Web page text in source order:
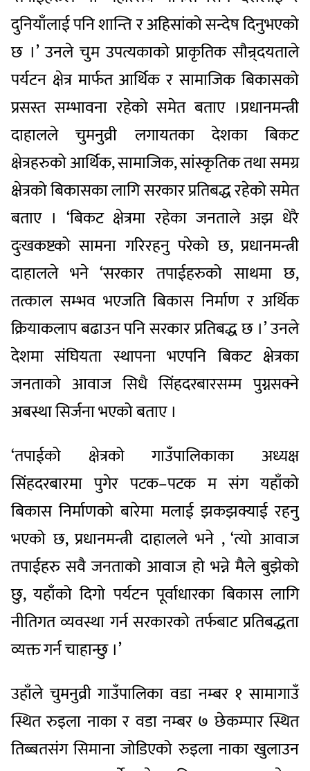
दुनियाँलाई पनि शान्ति र अहिसांको सन्देष दिनुभएको
छ ।’ उनले चुम उपत्यकाको प्राकृतिक सौन्र्दयताले
पर्यटन क्षेत्र मार्फत आर्थिक र सामाजिक बिकासको
प्रसस्त सम्भावना रहेको समेत बताए ।प्रधानमन्त्री
दाहालले चुमनुव्री लगायतका देशका बिकट
क्षेत्रहरुको आर्थिक, सामाजिक, सांस्कृतिक तथा समग्र
क्षेत्रको बिकासका लागि सरकार प्रतिबद्ध रहेको समेत
बताए । ‘बिकट क्षेत्रमा रहेका जनताले अझ धेरै
दुःखकष्टको सामना गरिरहनु परेको छ, प्रधानमन्त्री
दाहालले भने ‘सरकार तपाईहरुको साथमा छ,
तत्काल सम्भव भएजति बिकास निर्माण र अर्थिक
क्रियाकलाप बढाउन पनि सरकार प्रतिबद्ध छ ।’ उनले
देशमा संघियता स्थापना भएपनि बिकट क्षेत्रका
जनताको आवाज सिधै सिंहदरबारसम्म पुग्नसक्ने
अबस्था सिर्जना भएको बताए ।
‘तपाईको क्षेत्रको गाउँपालिकाका अध्यक्ष
सिंहदरबारमा पुगेर पटक–पटक म संग यहाँको
बिकास निर्माणको बारेमा मलाई झकझक्याई रहनु
भएको छ, प्रधानमन्त्री दाहालले भने , ‘त्यो आवाज
तपाईहरु सवै जनताको आवाज हो भन्ने मैले बुझेको
छु, यहाँको दिगो पर्यटन पूर्वाधारका बिकास लागि
नीतिगत व्यवस्था गर्न सरकारको तर्फबाट प्रतिबद्धता
व्यक्त गर्न चाहान्छु ।’
उहाँले चुमनुव्री गाउँपालिका वडा नम्बर १ सामागाउँ
स्थित रुइला नाका र वडा नम्बर ७ छेकम्पार स्थित
तिब्बतसंग सिमाना जोडिएको रुइला नाका खुलाउन